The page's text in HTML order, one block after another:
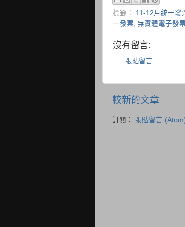
標籤： 11-12月統一發
一發票 無實體電子發
沒有留言:
張貼留言
較新的文章
訂閱： 張貼留言 (Atom)